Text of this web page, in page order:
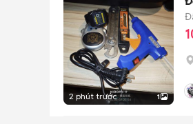
2 phút trước 1